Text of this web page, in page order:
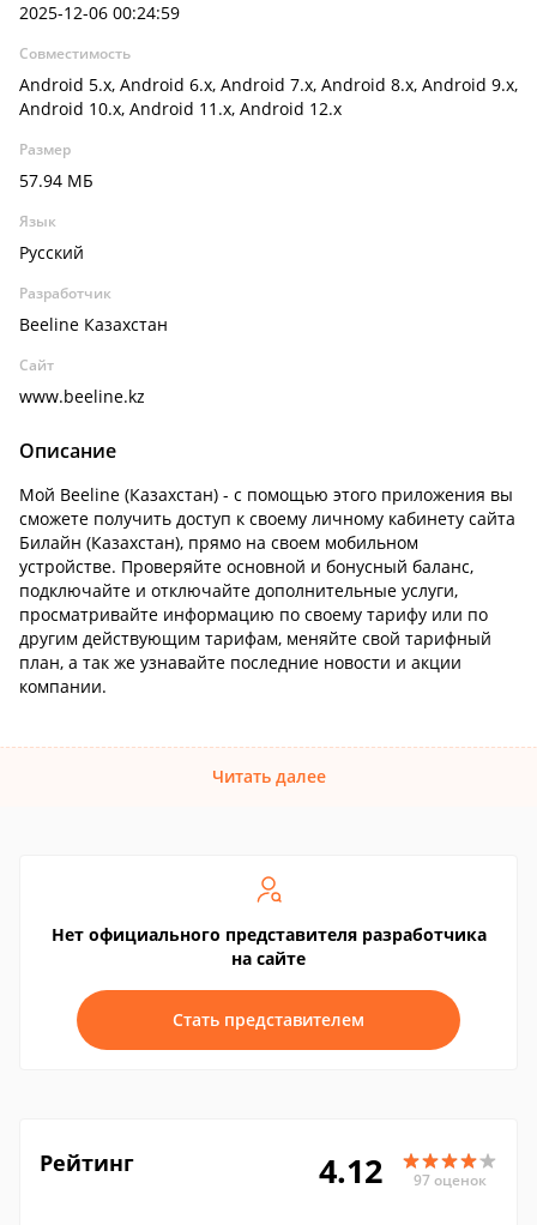
2025-12-06 00:24:59
Совместимость
Android 5.x, Android 6.x, Android 7.x, Android 8.x, Android 9.x,
Android 10.x, Android 11.x, Android 12.x
Размер
57.94 МБ
Язык
Русский
Разработчик
Beeline Казахстан
Сайт
www.beeline.kz
Описание
Мой Beeline (Казахстан) - с помощью этого приложения вы
сможете получить доступ к своему личному кабинету сайта
Билайн (Казахстан), прямо на своем мобильном
устройстве. Проверяйте основной и бонусный баланс,
подключайте и отключайте дополнительные услуги,
просматривайте информацию по своему тарифу или по
другим действующим тарифам, меняйте свой тарифный
план, а так же узнавайте последние новости и акции
компании.
Читать далее
Нет официального представителя разработчика
на сайте
Стать представителем
Рейтинг 4.12 97 оценок